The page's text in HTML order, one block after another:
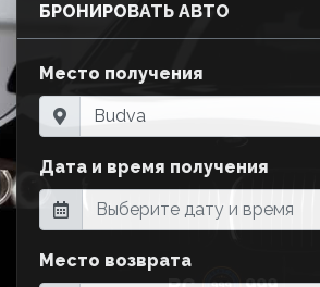
БРОНИРОВАТЬ АВТО
Место получения
Дата и время получения
Место возврата